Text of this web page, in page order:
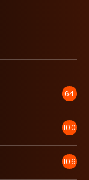
64
100
106